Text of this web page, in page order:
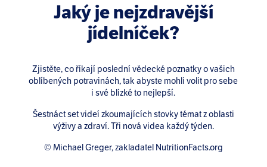
Jaký je nejzdravější
jídelníček?
Zjistěte, co říkají poslední vědecké poznatky o vašich
oblíbených potravinách, tak abyste mohli volit pro sebe
i své blízké to nejlepší.
Šestnáct set videí zkoumajících stovky témat z oblasti
výživy a zdraví. Tři nová videa každý týden.
© Michael Greger, zakladatel NutritionFacts.org